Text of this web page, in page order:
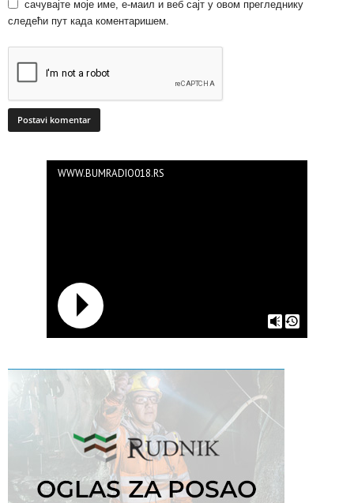
сачувајте моје име, е-маил и веб сајт у овом прегледнику
следећи пут када коментаришем.
WWW.BUMRADIO018.RS